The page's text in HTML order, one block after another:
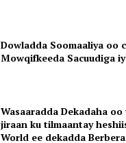
Dowladda Soomaaliya oo
Mowqifkeeda Sacuudiga
Wasaaradda Dekadaha oo
jiraan ku tilmaantay
World ee dekadda Berbera